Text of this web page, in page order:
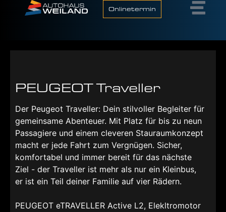
Onlinetermin
PEUGEOT Traveller
Der Peugeot Traveller: Dein stilvoller Begleiter für
gemeinsame Abenteuer. Mit Platz für bis zu neun
Passagiere und einem cleveren Stauraumkonzept
macht er jede Fahrt zum Vergnügen. Sicher,
komfortabel und immer bereit für das nächste
Ziel - der Traveller ist mehr als nur ein Kleinbus,
er ist ein Teil deiner Familie auf vier Rädern.
PEUGEOT eTRAVELLER Active L2, Elekltromotor